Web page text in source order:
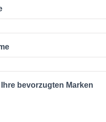
bevorzugten Marken